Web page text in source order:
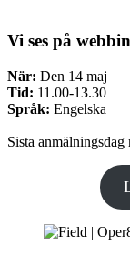
Vi ses på
När: Den 14 maj
Tid: 11.00-13.30
Språk: Engelska
Sista